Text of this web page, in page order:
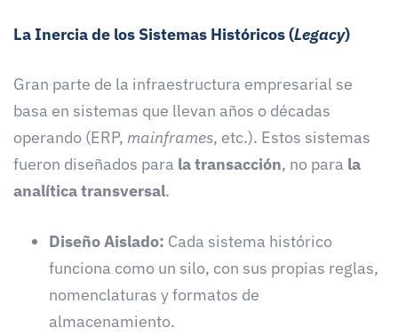
La Inercia de los Sistemas Históricos (Legacy)
Gran parte de la infraestructura empresarial se
basa en sistemas que llevan años o décadas
operando (ERP, mainframes, etc.). Estos sistemas
fueron diseñados para la transacción, no para la
analítica transversal.
Diseño Aislado: Cada sistema histórico
funciona como un silo, con sus propias reglas,
nomenclaturas y formatos de
almacenamiento.